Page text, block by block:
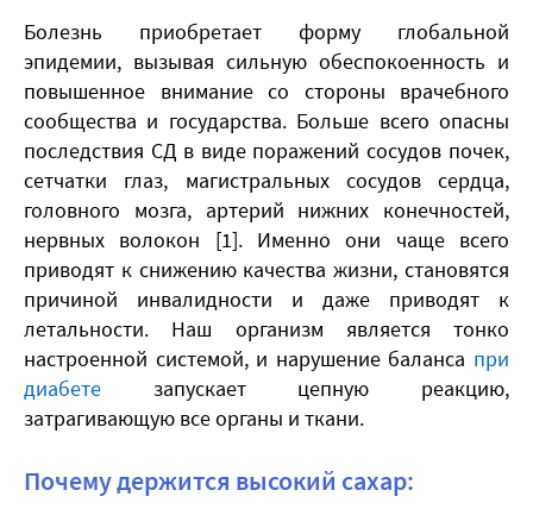
​Болезнь приобретает форму глобальной
эпидемии, вызывая сильную обеспокоенность и
повышенное внимание со стороны врачебного
сообщества и государства. Больше всего опасны
последствия СД в виде поражений сосудов почек,
сетчатки глаз, магистральных сосудов сердца,
головного мозга, артерий нижних конечностей,
нервных волокон [1]. Именно они чаще всего
приводят к снижению качества жизни, становятся
причиной инвалидности и даже приводят к
летальности. Наш организм является тонко
настроенной системой, и нарушение баланса при
диабете запускает цепную реакцию,
затрагивающую все органы и ткани.
Почему держится высокий сахар: